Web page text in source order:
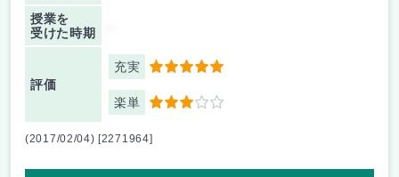
授業を
受けた時期
評価
充実 5
楽単 3
(2017/02/04) [2271964]